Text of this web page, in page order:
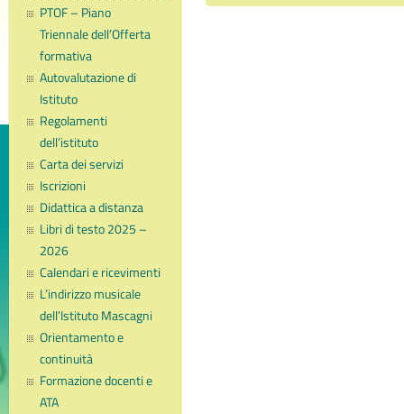
PTOF – Piano
Triennale dell’Offerta
formativa
Autovalutazione di
Istituto
Regolamenti
dell’istituto
Carta dei servizi
Iscrizioni
Didattica a distanza
Libri di testo 2025 –
2026
Calendari e ricevimenti
L’indirizzo musicale
dell’Istituto Mascagni
Orientamento e
continuità
Formazione docenti e
ATA